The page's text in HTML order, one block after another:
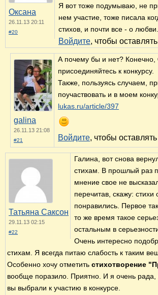
Оксана
26.11.13 20:11
#20
Я вот тоже подумываю, не
нем участие, тоже писала
стихов, и почти все - о любви.
Войдите, чтобы
galina
26.11.13 21:08
#21
А почему бы и нет? Конечно,
присоединяйтесь к конкурсу.
Также, пользуясь случаем,
поучаствовать и в моем
lukas.ru/article/397
Войдите, чтобы
Татьяна Саксон
29.11.13 02:15
#22
Галина, вот снова
стихам. В прошлый раз
мнение свое не
перечитав, скажу: стихи
понравились. Первое
то же время такое
остальным в
Очень интересно
стихам. Я всегда питаю слабость к таким
Особенно хочу отметить стихотворение
вообще поразило. Приятно. И я очень рада,
вы выбрали к участию в конкурсе.